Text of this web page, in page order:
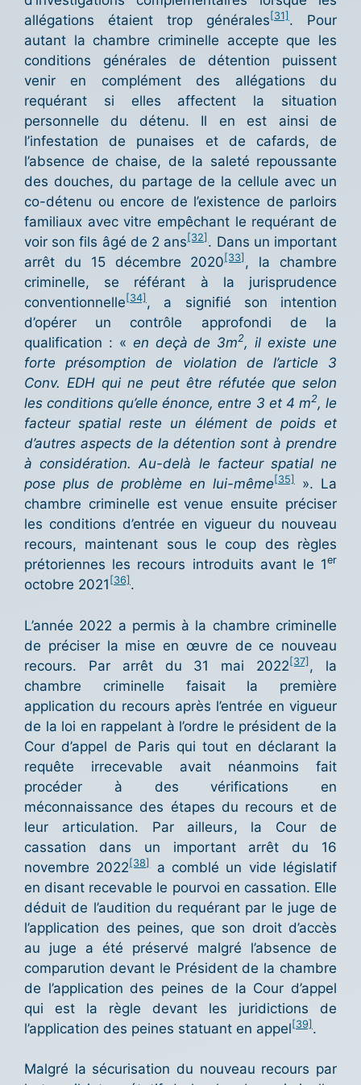
allégations étaient trop générales [31] . Pour
autant la chambre criminelle accepte que les
conditions générales de détention puissent
venir en complément des allégations du
requérant si elles affectent la situation
personnelle du détenu. Il en est ainsi de
l’infestation de punaises et de cafards, de
l’absence de chaise, de la saleté repoussante
des douches, du partage de la cellule avec un
co-détenu ou encore de l’existence de parloirs
familiaux avec vitre empêchant le requérant de
voir son fils âgé de 2 ans[32] . Dans un important
arrêt du 15 décembre 2020[33] , la chambre
criminelle, se référant à la jurisprudence
conventionnelle [34] , a signifié son intention
d’opérer un contrôle approfondi de la
qualification : « en deçà de 3m2, il existe une
forte présomption de violation de l’article 3
Conv. EDH qui ne peut être réfutée que selon
les conditions qu’elle énonce, entre 3 et 4 m2, le
facteur spatial reste un élément de poids et
d’autres aspects de la détention sont à prendre
à considération. Au-delà le facteur spatial ne
pose plus de problème en lui-même [35]
». La
chambre criminelle est venue ensuite préciser
les conditions d’entrée en vigueur du nouveau
recours, maintenant sous le coup des règles
prétoriennes les recours introduits avant le 1er
octobre 2021 [36] .
L’année 2022 a permis à la chambre criminelle
de préciser la mise en œuvre de ce nouveau
recours. Par arrêt du 31 mai 2022[37], la
chambre criminelle faisait la première
application du recours après l’entrée en vigueur
de la loi en rappelant à l’ordre le président de la
Cour d’appel de Paris qui tout en déclarant la
requête irrecevable avait néanmoins fait
procéder à des vérifications en
méconnaissance des étapes du recours et de
leur articulation. Par ailleurs, la Cour de
cassation dans un important arrêt du 16
novembre 2022[38]a comblé un vide législatif
en disant recevable le pourvoi en cassation. Elle
déduit de l’audition du requérant par le juge de
l’application des peines, que son droit d’accès
au juge a été préservé malgré l’absence de
comparution devant le Président de la chambre
de l’application des peines de la Cour d’appel
qui est la règle devant les juridictions de
l’application des peines statuant en appel[39] .
Malgré la sécurisation du nouveau recours par